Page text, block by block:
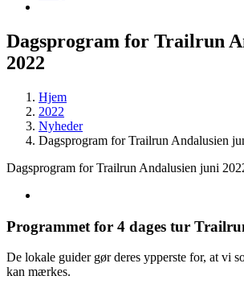
Dagsprogram for Trailrun
2022
Hjem
2022
Nyheder
Dagsprogram for Trailrun Andalusien
Dagsprogram for Trailrun Andalusien juni
Programmet for 4 dages tur
De lokale guider gør deres ypperste for, at vi
kan mærkes.